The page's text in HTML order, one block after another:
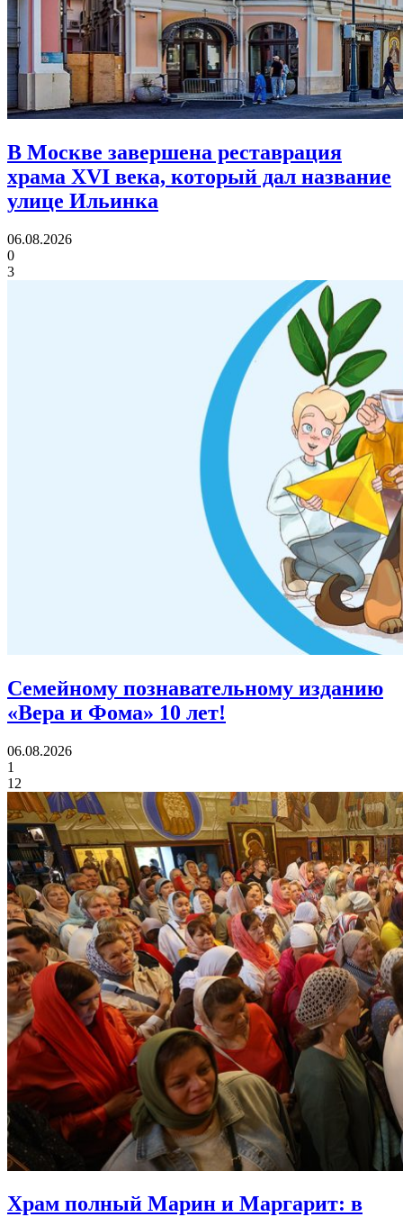
В Москве завершена реставрация
храма XVI века, который дал название
улице Ильинка
06.08.2026
0
3
Семейному познавательному изданию
«Вера и Фома» 10 лет!
06.08.2026
1
12
Храм полный Марин и Маргарит: в